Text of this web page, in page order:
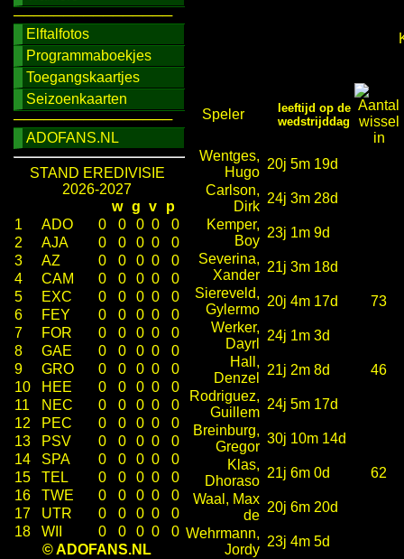
────────────────
Elftalfotos
Programmaboekjes
Toegangskaartjes
Seizoenkaarten
────────────────
ADOFANS.NL
STAND EREDIVISIE
2026-2027
w g v
p
1
ADO 0 0 0 0
0
2
AJA 0 0 0 0
0
3
AZ 0 0 0 0
0
4
CAM 0 0 0 0
0
5
EXC 0 0 0 0
0
6
FEY 0 0 0 0
0
7
FOR 0 0 0 0
0
8
GAE 0 0 0 0
0
9
GRO 0 0 0 0
0
10
HEE 0 0 0 0
0
11
NEC 0 0 0 0
0
12
PEC 0 0 0 0
0
13
PSV 0 0 0 0
0
14
SPA 0 0 0 0
0
15
TEL 0 0 0 0
0
16
TWE 0 0 0 0
0
17
UTR 0 0 0 0
0
18
WII 0 0 0 0
0
© ADOFANS.NL
Speler
leeftijd op de
wedstrijddag
Wentges,
Hugo
20j 5m 19d
Carlson,
Dirk
24j 3m 28d
Kemper,
Boy
23j 1m 9d
Severina,
Xander
21j 3m 18d
Siereveld,
Gylermo
20j 4m 17d
73
Werker,
Dayrl
24j 1m 3d
Hall,
Denzel
21j 2m 8d
46
Rodriguez,
Guillem
24j 5m 17d
Breinburg,
Gregor
30j 10m 14d
Klas,
Dhoraso
21j 6m 0d
62
Waal, Max
de
20j 6m 20d
Wehrmann,
Jordy
23j 4m 5d